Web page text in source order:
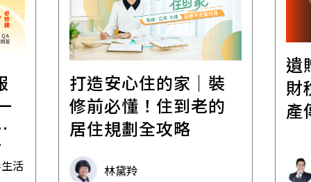
活
打造安心住的家｜裝
修前必懂！住到老的
居住規劃全攻略
林黛羚
遺
財
產